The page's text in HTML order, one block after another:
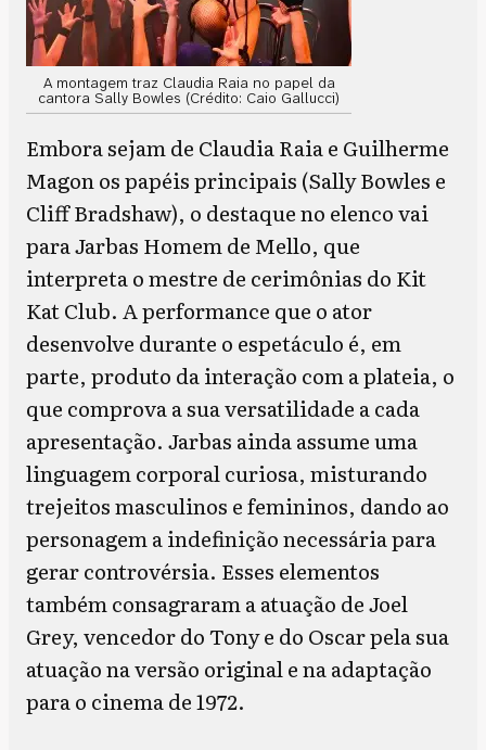
A montagem traz Claudia Raia no papel da
cantora Sally Bowles (Crédito: Caio Gallucci)
Embora sejam de Claudia Raia e Guilherme
Magon os papéis principais (Sally Bowles e
Cliff Bradshaw), o destaque no elenco vai
para Jarbas Homem de Mello, que
interpreta o mestre de cerimônias do Kit
Kat Club. A performance que o ator
desenvolve durante o espetáculo é, em
parte, produto da interação com a plateia, o
que comprova a sua versatilidade a cada
apresentação. Jarbas ainda assume uma
linguagem corporal curiosa, misturando
trejeitos masculinos e femininos, dando ao
personagem a indefinição necessária para
gerar controvérsia. Esses elementos
também consagraram a atuação de Joel
Grey, vencedor do Tony e do Oscar pela sua
atuação na versão original e na adaptação
para o cinema de 1972.